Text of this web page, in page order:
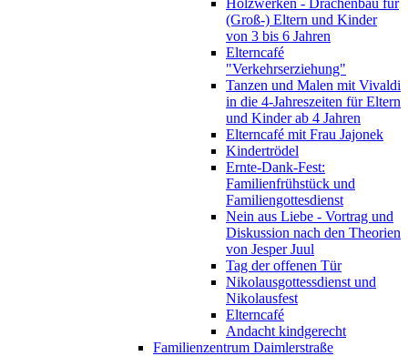
(Groß-) Eltern und Kinder
von 3 bis 6 Jahren
Elterncafé
"Verkehrserziehung"
Tanzen und Malen mit Vivaldi
in die 4-Jahreszeiten für Eltern
und Kinder ab 4 Jahren
Elterncafé mit Frau Jajonek
Kindertrödel
Ernte-Dank-Fest:
Familienfrühstück und
Familiengottesdienst
Nein aus Liebe - Vortrag und
Diskussion nach den Theorien
von Jesper Juul
Tag der offenen Tür
Nikolausgottessdienst und
Nikolausfest
Elterncafé
Andacht kindgerecht
Familienzentrum Daimlerstraße